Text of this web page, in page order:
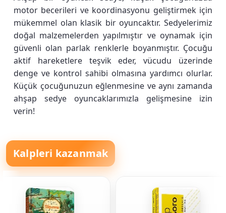
motor becerileri ve koordinasyonu geliştirmek için
mükemmel olan klasik bir oyuncaktır. Sedyelerimiz
doğal malzemelerden yapılmıştır ve oynamak için
güvenli olan parlak renklerle boyanmıştır. Çocuğu
aktif hareketlere teşvik eder, vücudu üzerinde
denge ve kontrol sahibi olmasına yardımcı olurlar.
Küçük çocuğunuzun eğlenmesine ve aynı zamanda
ahşap sedye oyuncaklarımızla gelişmesine izin
verin!
Kalpleri kazanmak